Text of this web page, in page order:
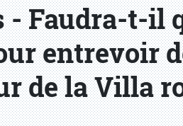
Faudra-t-il
entrevoir
de la Villa